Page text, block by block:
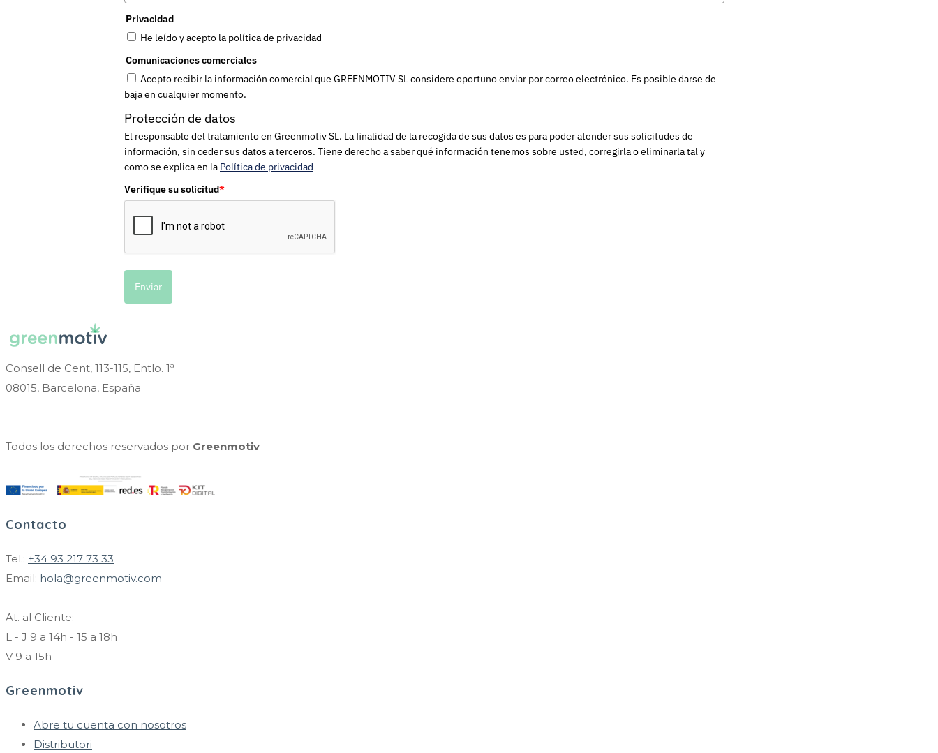
Privacidad
He leído y acepto la política de privacidad
Comunicaciones comerciales
Acepto recibir la información comercial que GREENMOTIV SL considere oportuno enviar por correo electrónico. Es posible darse de
baja en cualquier momento.
Protección de datos
El responsable del tratamiento en Greenmotiv SL. La finalidad de la recogida de sus datos es para poder atender sus solicitudes de
información, sin ceder sus datos a terceros. Tiene derecho a saber qué información tenemos sobre usted, corregirla o eliminarla tal y
como se explica en la Política de privacidad
Verifique su solicitud*
Enviar
Consell de Cent, 113-115, Entlo. 1ª
08015, Barcelona, España
Todos los derechos reservados por Greenmotiv
Contacto
Tel.: +34 93 217 73 33
Email: hola@greenmotiv.com
At. al Cliente:
L - J 9 a 14h - 15 a 18h
V 9 a 15h
Greenmotiv
Abre tu cuenta con nosotros
Distributori